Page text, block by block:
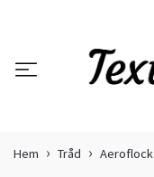
Hem Tråd Aeroflock